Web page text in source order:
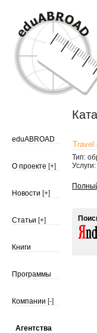
eduABROAD
О проекте [+]
Новости [+]
Статьи [+]
Книги
Программы
Компании [-]
Агентства
Travel
Тип: